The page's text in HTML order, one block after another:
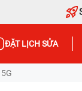
ĐẶT LỊCH SỬA